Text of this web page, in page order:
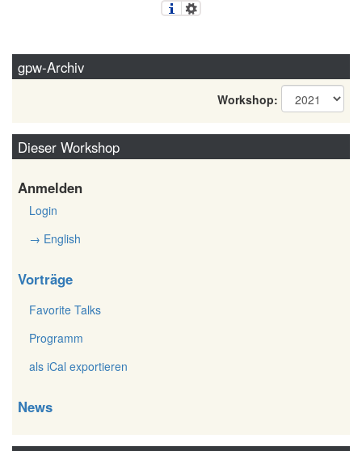
gpw-Archiv
Workshop:
Dieser Workshop
Anmelden
Login
→ English
Vorträge
Favorite Talks
Programm
als iCal exportieren
News